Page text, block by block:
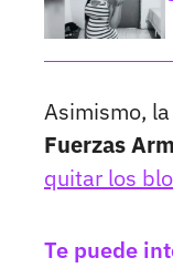
Asimismo,
Fuerzas
quitar los
Te puede